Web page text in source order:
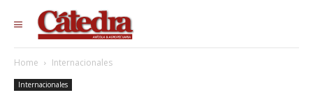
Home Internacionales
Internacionales